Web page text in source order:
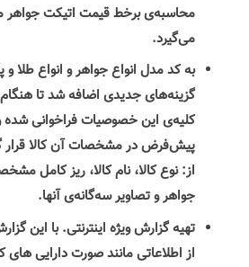
محاسبه‌ی برخط قیمت اتیکت جواهر
می‌گیرد.
به کد مدل انواع جواهر و انواع طلا و
گزینه‌های جدیدی اضافه شد تا
کلیه‌ی این خصوصیات فراخوانی شده
پیش‌فرض در مشخصات آن کالا قرار
از: نوع کالا، نام کالا، ریز کامل
جواهر و تصاویر سه‌گانه‌ی آنها.
تهیه گزارش ویژه اینترنتی. با این
از اطلاعاتی مانند صورت دارایی